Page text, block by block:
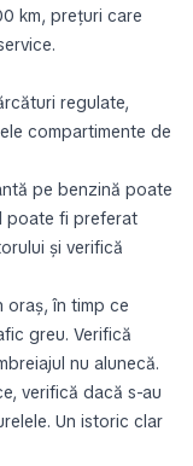
km, prețuri care
regulate,
compartimente de
pe benzină poate
poate fi preferat
și verifică
oraș, în timp ce
greu. Verifică
nu alunecă.
verifică dacă s-au
Un istoric clar